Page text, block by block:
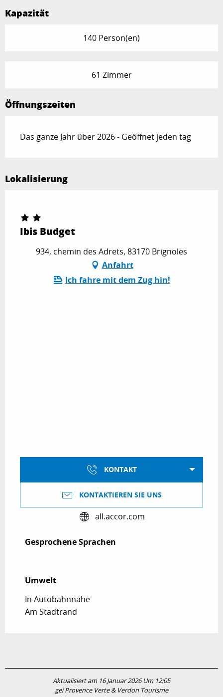
Kapazität
140 Person(en)
61 Zimmer
Öffnungszeiten
Das ganze Jahr über 2026 - Geöffnet jeden tag
Lokalisierung
Ibis Budget
934, chemin des Adrets, 83170 Brignoles
Anfahrt
Ich fahre mit dem Zug hin!
KONTAKT
KONTAKTIEREN SIE UNS
all.accor.com
Gesprochene Sprachen
Gesprochene Sprachen
Umwelt
Umwelt
In Autobahnnähe
Am Stadtrand
Aktualisiert am 16 Januar 2026 Um 12:05
gei Provence Verte & Verdon Tourisme